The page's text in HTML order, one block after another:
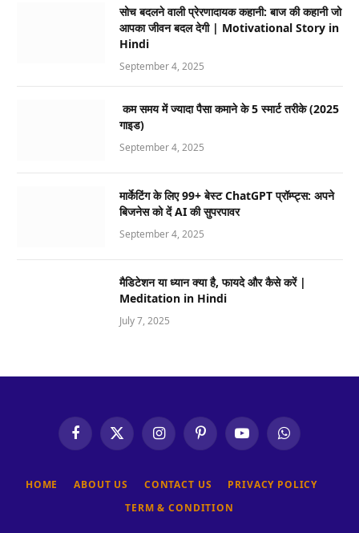
सोच बदलने वाली प्रेरणादायक कहानी: बाज की कहानी जो
आपका जीवन बदल देगी | Motivational Story in
Hindi
September 4, 2025
कम समय में ज्यादा पैसा कमाने के 5 स्मार्ट तरीके (2025
गाइड)
September 4, 2025
मार्केटिंग के लिए 99+ बेस्ट ChatGPT प्रॉम्प्ट्स: अपने
बिजनेस को दें AI की सुपरपावर
September 4, 2025
मैडिटेशन या ध्यान क्या है, फायदे और कैसे करें |
Meditation in Hindi
July 7, 2025
FacebookX
(Twitter)
InstagramPinterestYouTubeWhatsApp
HOME ABOUT US CONTACT US
PRIVACY POLICY
TERM & CONDITION